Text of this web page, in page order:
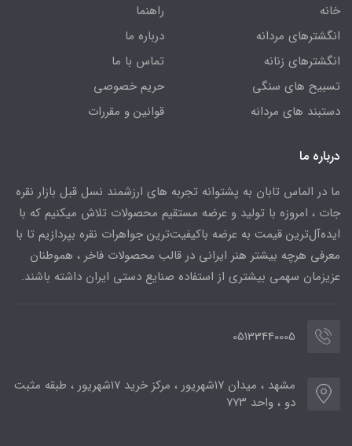
خانه
انگشترهای مردانه
انگشترهای زنانه
تسبیح های سنگی
دستبند های مردانه
راهنما
درباره ما
تماس با ما
حریم خصوصی
قوانین و مقررات
درباره ما
ما در الماس تابان به پشتوانه تجربه های ارزشمند نسل قبل بازار نقره
جات ، امروزه با تولید و عرضه مستقیم محصولات تلاش میکنیم که با
ایده‌آل‌ترین قیمت به عرضه باکیفیت‌ترین جواهرات نقره بپردازیم تا با
معرفی هرچه بیشتر هنر ایرانی در قالب محصولات فاخر ، هموطنان
عزیزمان سهمی بیشتری از استفاده صنایع دستی ایران داشته باشند.
05133440005
مشهد ، میدان ۱۷شهریور ، مرکز خرید ۱۷شهریور ، طبقه مثبت
دو ، واحد ۷۷۳